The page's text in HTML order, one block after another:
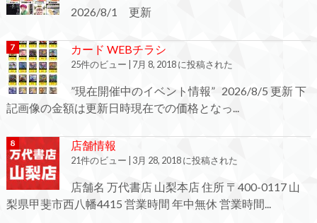
2026/8/1 更新
カード WEBチラシ
25件のビュー 7月 8, 2018 に投稿された
”現在開催中のイベント情報” 2026/8/5 更新 下
記画像の金額は更新日時現在での価格となっ...
店舗情報
21件のビュー 3月 28, 2018 に投稿された
店舗名 万代書店 山梨本店 住所 〒400-0117 山
梨県甲斐市西八幡4415 営業時間 年中無休 営業時間...